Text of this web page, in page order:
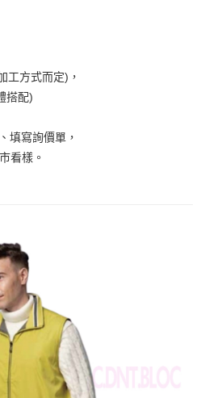
工方式而定)，
搭配)
填寫詢價單，
看樣。